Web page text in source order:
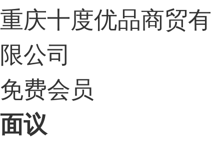
重庆十度优品商贸有
限公司
免费会员
面议